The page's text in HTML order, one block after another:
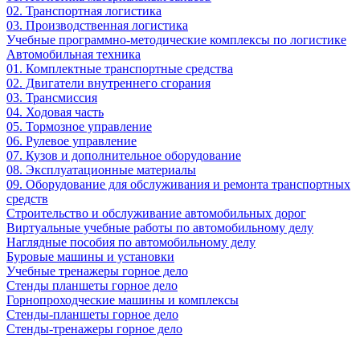
02. Транспортная логистика
03. Производственная логистика
Учебные программно-методические комплексы по логистике
Автомобильная техника
01. Комплектные транспортные средства
02. Двигатели внутреннего сгорания
03. Трансмиссия
04. Ходовая часть
05. Тормозное управление
06. Рулевое управление
07. Кузов и дополнительное оборудование
08. Эксплуатационные материалы
09. Оборудование для обслуживания и ремонта транспортных
средств
Строительство и обслуживание автомобильных дорог
Виртуальные учебные работы по автомобильному делу
Наглядные пособия по автомобильному делу
Буровые машины и установки
Учебные тренажеры горное дело
Стенды планшеты горное дело
Горнопроходческие машины и комплексы
Стенды-планшеты горное дело
Стенды-тренажеры горное дело